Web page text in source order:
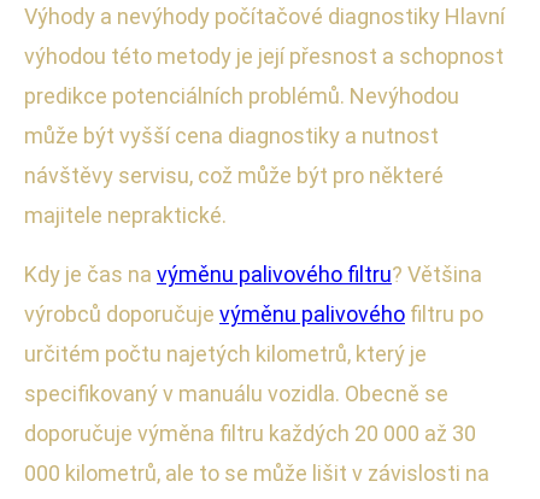
Výhody a nevýhody počítačové diagnostiky Hlavní
výhodou této metody je její přesnost a schopnost
predikce potenciálních problémů. Nevýhodou
může být vyšší cena diagnostiky a nutnost
návštěvy servisu, což může být pro některé
majitele nepraktické.
Kdy je čas na výměnu palivového filtru? Většina
výrobců doporučuje výměnu palivového filtru po
určitém počtu najetých kilometrů, který je
specifikovaný v manuálu vozidla. Obecně se
doporučuje výměna filtru každých 20 000 až 30
000 kilometrů, ale to se může lišit v závislosti na